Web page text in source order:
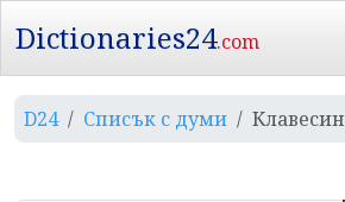
Dictionaries24.com
D24 Списък с думи Клавесин